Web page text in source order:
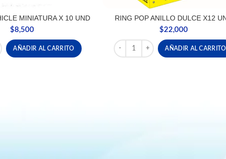
MINIATURA X 10 UND
$8,500
MINIATURA X 10 UND cantidad
AÑADIR AL CARRITO
RING POP ANILLO DULCE X12
$22,000
RING POP ANILLO DULCE X12
AÑADIR AL CARRITO